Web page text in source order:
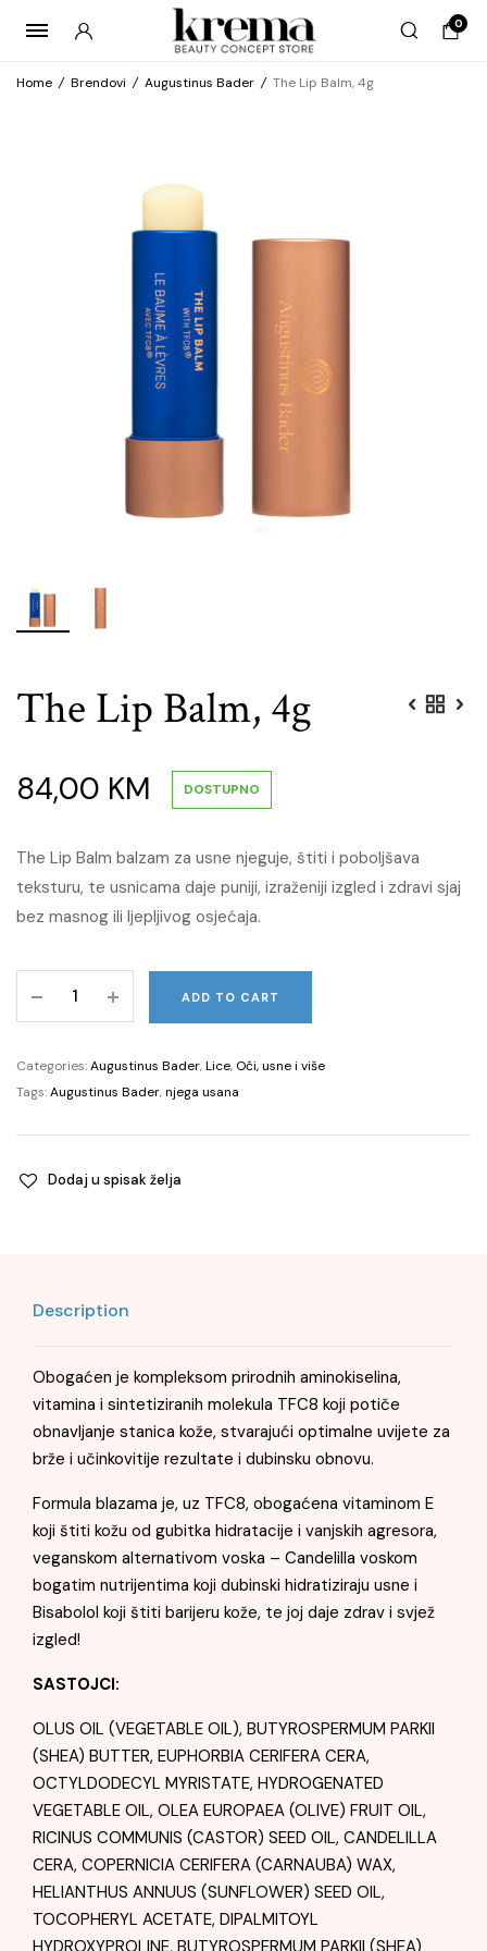
0
Home / Brendovi / Augustinus Bader / The Lip Balm, 4g
The Lip Balm, 4g
84,00 KM DOSTUPNO
The Lip Balm balzam za usne njeguje, štiti i poboljšava
teksturu, te usnicama daje puniji, izraženiji izgled i zdravi sjaj
bez masnog ili ljepljivog osjećaja.
4g
quantity
ADD TO CART
Categories:Augustinus Bader,Lice, Oči, usne i više
Tags:Augustinus Bader,njega usana
Dodaj u spisak želja
Description
Obogaćen je kompleksom prirodnih aminokiselina,
vitamina i sintetiziranih molekula TFC8 koji potiče
obnavljanje stanica kože, stvarajući optimalne uvijete za
brže i učinkovitije rezultate i dubinsku obnovu.
Formula blazama je, uz TFC8, obogaćena vitaminom E
koji štiti kožu od gubitka hidratacije i vanjskih agresora,
veganskom alternativom voska – Candelilla voskom
bogatim nutrijentima koji dubinski hidratiziraju usne i
Bisabolol koji štiti barijeru kože, te joj daje zdrav i svjež
izgled!
SASTOJCI:
OLUS OIL (VEGETABLE OIL), BUTYROSPERMUM PARKII
(SHEA) BUTTER, EUPHORBIA CERIFERA CERA,
OCTYLDODECYL MYRISTATE, HYDROGENATED
VEGETABLE OIL, OLEA EUROPAEA (OLIVE) FRUIT OIL,
RICINUS COMMUNIS (CASTOR) SEED OIL, CANDELILLA
CERA, COPERNICIA CERIFERA (CARNAUBA) WAX,
HELIANTHUS ANNUUS (SUNFLOWER) SEED OIL,
TOCOPHERYL ACETATE, DIPALMITOYL